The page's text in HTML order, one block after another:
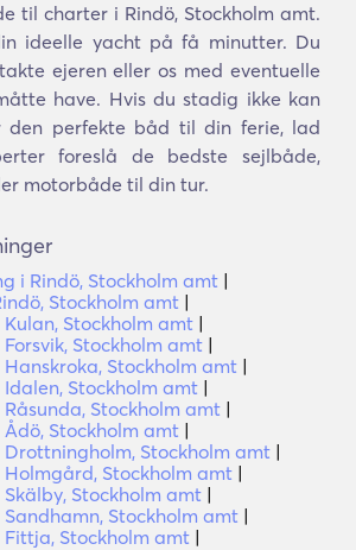
til charter i Rindö, Stockholm amt.
ideelle yacht på få minutter. Du
ejeren eller os med eventuelle
have. Hvis du stadig ikke kan
den perfekte båd til din ferie, lad
foreslå de bedste sejlbåde,
motorbåde til din tur.
i Rindö, Stockholm amt |
Stockholm amt |
Stockholm amt |
Stockholm amt |
Stockholm amt |
Stockholm amt |
Stockholm amt |
Stockholm amt |
Stockholm amt |
Stockholm amt |
Stockholm amt |
Stockholm amt |
Stockholm amt |